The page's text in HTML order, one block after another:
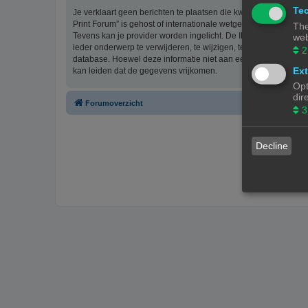
Je verklaart geen berichten te plaatsen die kwetsend,
Print Forum” is gehost of internationale wetgeving kunnen
Tevens kan je provider worden ingelicht. De IP-adressen van
ieder onderwerp te verwijderen, te wijzigen, te sluiten of te
database. Hoewel deze informatie niet aan een derde partij
kan leiden dat de gegevens vrijkomen.
Forumoverzicht
2
3
Decline